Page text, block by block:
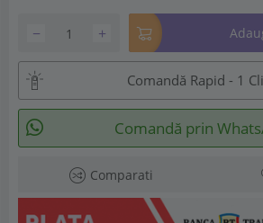
+
−
Comandă Rapid - 1
Comandă prin
Comparati